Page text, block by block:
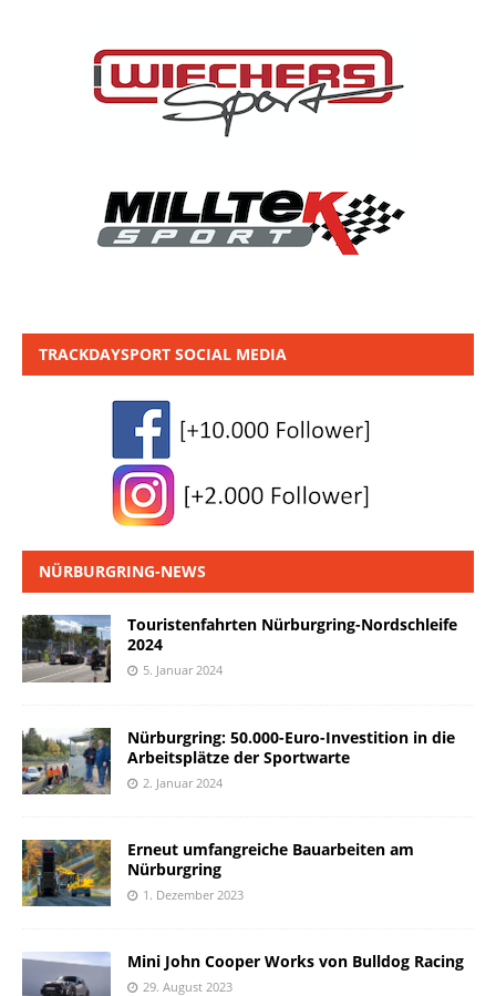
TRACKDAYSPORT SOCIAL MEDIA
NÜRBURGRING-NEWS
Touristenfahrten Nürburgring-Nordschleife
2024
5. Januar 2024
Nürburgring: 50.000-Euro-Investition in die
Arbeitsplätze der Sportwarte
2. Januar 2024
Erneut umfangreiche Bauarbeiten am
Nürburgring
1. Dezember 2023
Mini John Cooper Works von Bulldog Racing
29. August 2023